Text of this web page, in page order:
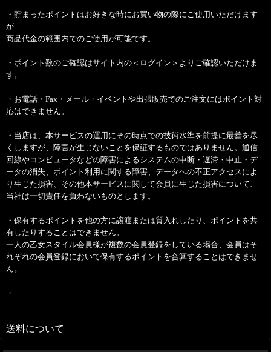
・貯まったポイントはお好きな時にお買い物の際にご使用いただけます
が
商品代金の範囲内でのご使用が可能です。
・ポイント数のご確認はサイト内の＜ログイン＞よりご確認いただけま
す。
・お電話・Fax・メール・イベントや出張販売でのご注文にはポイント対
応はできません。
・当店は、本サービスの運用にその時点での技術水準を前提に最善を尽
くしますが、障害が生じないことを保証するものではありません。通信
回線やコンピュータなどの障害によるシステムの中断・遅滞・中止・デ
ータの消失、ポイント利用に関する障害、データへの不正アクセスによ
り生じた損害、その他本サービスに関して会員に生じた損害について、
当社は一切責任を負わないものとします。
・保有するポイントを他の方に譲渡または質入れしたり、ポイントを共
有したりすることはできません。
一人の乙女スタイル会員様が複数の会員登録をしている場合、会員はそ
れぞれの会員登録において保有するポイントを合算することはできませ
ん。
・
送料について